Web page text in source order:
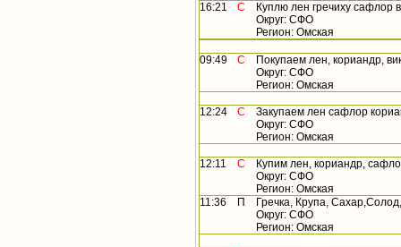
16:21 С
Куплю лен гречиху сафлор
Округ: СФО
Регион: Омская
09:49 С
Покупаем лен, кориандр,
Округ: СФО
Регион: Омская
12:24 С
Закупаем лен сафлор
Округ: СФО
Регион: Омская
12:11 С
Купим лен, кориандр,
Округ: СФО
Регион: Омская
11:36
П
Гречка, Крупа,
Округ: СФО
Регион: Омская